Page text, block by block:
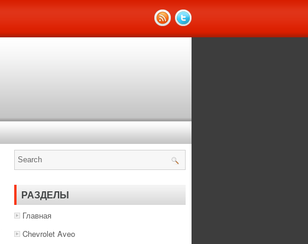
РАЗДЕЛЫ
Главная
Chevrolet Aveo